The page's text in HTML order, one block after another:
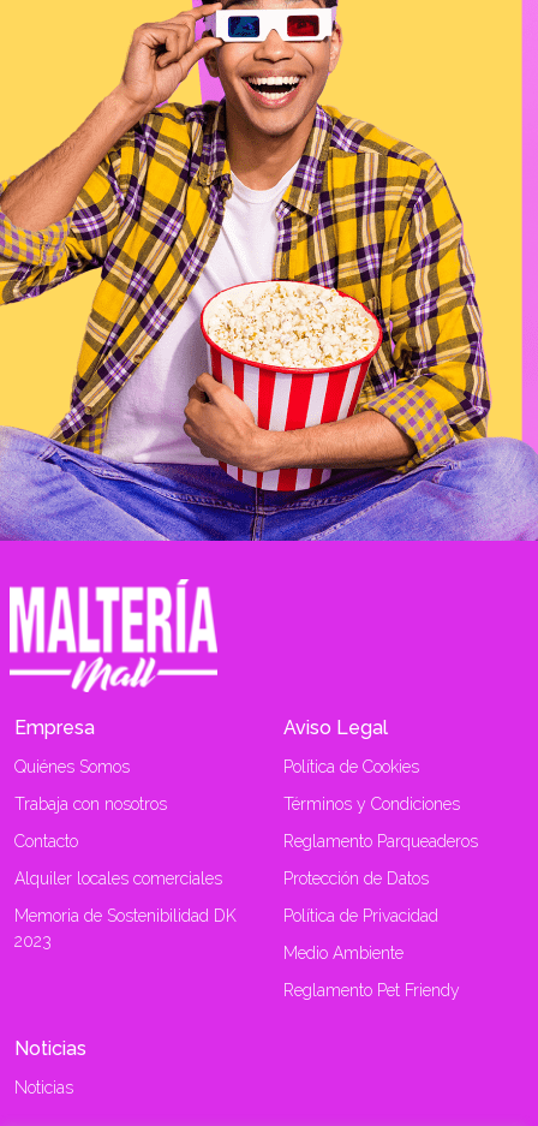
Empresa
Quiénes Somos
Trabaja con nosotros
Contacto
Alquiler locales comerciales
Memoria de Sostenibilidad DK
2023
Aviso Legal
Política de Cookies
Términos y Condiciones
Reglamento Parqueaderos
Protección de Datos
Política de Privacidad
Medio Ambiente
Reglamento Pet Friendy
Noticias
Noticias